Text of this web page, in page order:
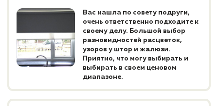
Вас нашла по совету подруги,
очень ответственно подходите к
своему делу. Большой выбор
разновидностей расцветок,
узоров у штор и жалюзи.
Приятно, что могу выбирать и
выбирать в своем ценовом
диапазоне.